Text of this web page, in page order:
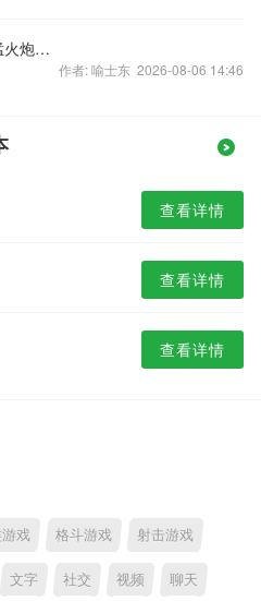
三国群将打炮！《塔防无双》猛火炮战震撼开启！
作者: 喻士东 2026-08-06 14:46
查看详情
查看详情
查看详情
戏 格斗游戏 射击游戏
文字 社交 视频 聊天